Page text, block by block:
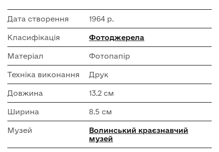
Дата створення 1964 р.
Класифікація Фотоджерела
Матеріал Фотопапір
Техніка виконання Друк
Довжина 13.2 см
Ширина 8.5 см
Музей
Волинський краєзнавчий
музей